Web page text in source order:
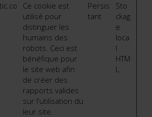
Ce cookie est
utilisé pour
distinguer les
humains des
robots. Ceci est
bénéfique pour
le site web afin
de créer des
rapports valides
sur l'utilisation du
leur site.
Persis
tant
Sto
ckag
e
loca
l
HTM
L